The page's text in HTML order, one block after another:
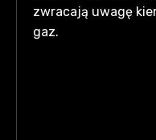
zwracają uwagę
gaz.